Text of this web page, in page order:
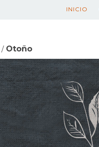
INICIO
/ Otoño